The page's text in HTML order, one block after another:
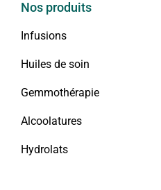
Nos produits
Infusions
Huiles de soin
Gemmothérapie
Alcoolatures
Hydrolats